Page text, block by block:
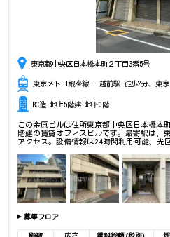
東京都中央区日本橋本町２丁目3番5号
東京メトロ銀座線 三越前駅 徒歩2分、東
RC造 地上5階建 地下0階
この金原ビルは住所東京都中央区日本橋本
階建の賃貸オフィスビルです。最寄駅は、
アクセス。設備情報は24時間利用可能、光
ご相談下さい。
募集フロア